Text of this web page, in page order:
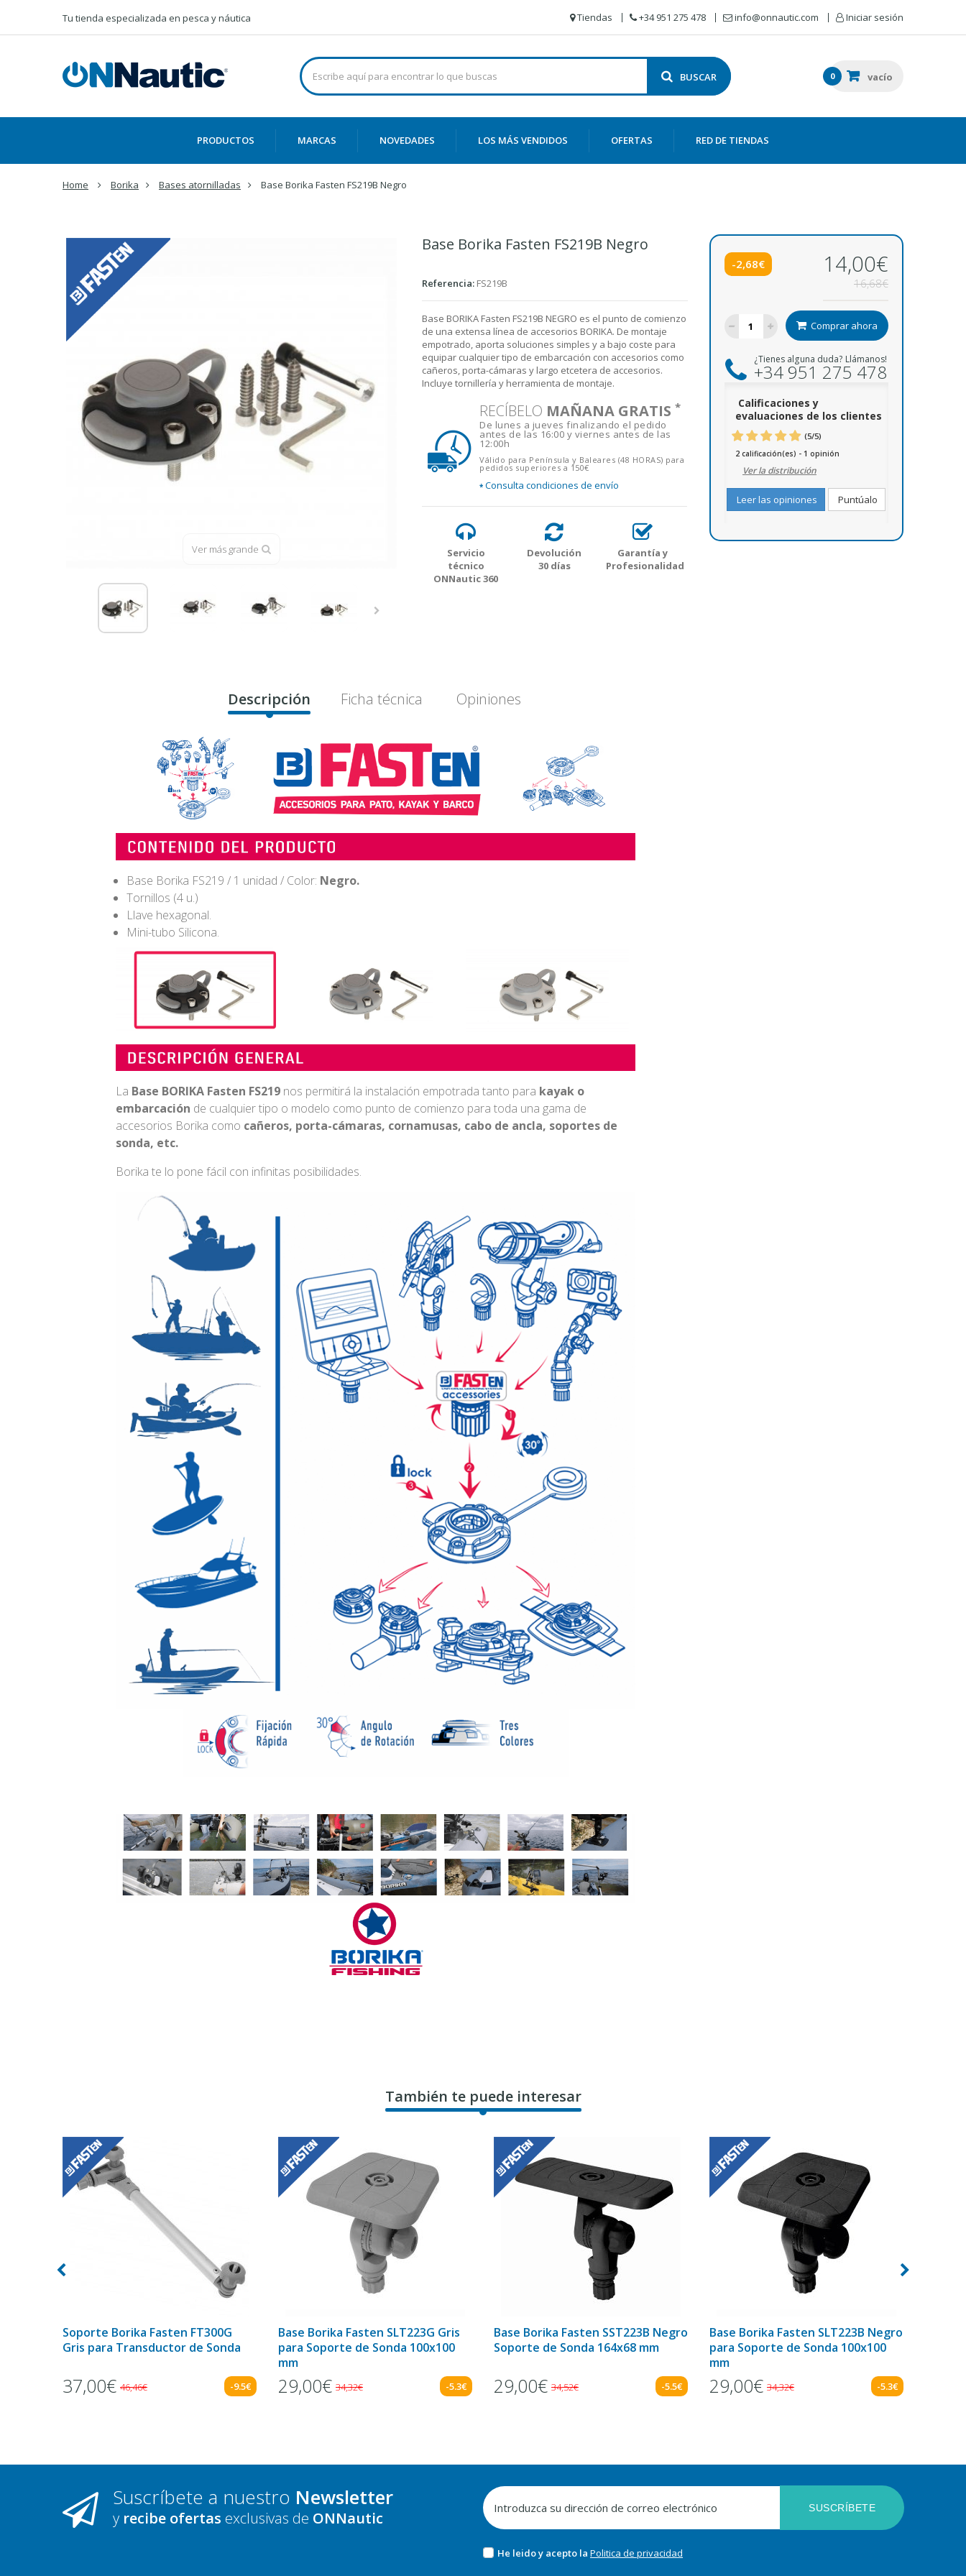
Tu tienda especializada en pesca y náutica Tiendas +34 951 275 478 info@onnautic.com Iniciar sesión
BUSCAR 0 vacío
PRODUCTOS MARCAS NOVEDADES LOS MÁS VENDIDOS OFERTAS RED DE TIENDAS
Home Borika Bases atornilladas Base Borika Fasten FS219B Negro
Ver más grande
Base Borika Fasten FS219B Negro
Referencia: FS219B
Base BORIKA Fasten FS219B NEGRO es el punto de comienzo
de una extensa línea de accesorios BORIKA. De montaje
empotrado, aporta soluciones simples y a bajo coste para
equipar cualquier tipo de embarcación con accesorios como
cañeros, porta-cámaras y largo etcetera de accesorios.
Incluye tornillería y herramienta de montaje.
RECÍBELO MAÑANA GRATIS *
De lunes a jueves finalizando el pedido
antes de las 16:00 y viernes antes de las
12:00h
Válido para Península y Baleares (48 HORAS) para
pedidos superiores a 150€
* Consulta condiciones de envío
Servicio
técnico
ONNautic 360
Devolución
30 días
Garantía y
Profesionalidad
-2,68€ 14,00€
16,68€
Comprar ahora
¿Tienes alguna duda? Llámanos!
+34 951 275 478
Calificaciones y
evaluaciones de los clientes
(5/5)
2calificación(es) - 1 opinión
Ver la distribución
Leer las opiniones Puntúalo
Descripción Ficha técnica Opiniones
Base Borika FS219 / 1 unidad / Color: Negro.
Tornillos (4 u.)
Llave hexagonal.
Mini-tubo Silicona.
La Base BORIKA Fasten FS219nos permitirá la instalación empotrada tanto para kayak o
embarcación de cualquier tipo o modelo como punto de comienzo para toda una gama de
accesorios Borika como cañeros, porta-cámaras, cornamusas, cabo de ancla, soportes de
sonda, etc.
Borika te lo pone fácil con infinitas posibilidades.
También te puede interesar
Soporte Borika Fasten FT300G
Gris para Transductor de Sonda
37,00€ 46,46€ -9.5€
Base Borika Fasten SLT223G Gris
para Soporte de Sonda 100x100
mm
29,00€ 34,32€ -5.3€
Base Borika Fasten SST223B Negro
Soporte de Sonda 164x68 mm
29,00€ 34,52€ -5.5€
Base Borika Fasten SLT223B Negro
para Soporte de Sonda 100x100
mm
29,00€ 34,32€ -5.3€
Suscríbete a nuestro Newsletter
y recibe ofertas exclusivas de ONNautic
SUSCRÍBETE
He leido y acepto la Politica de privacidad